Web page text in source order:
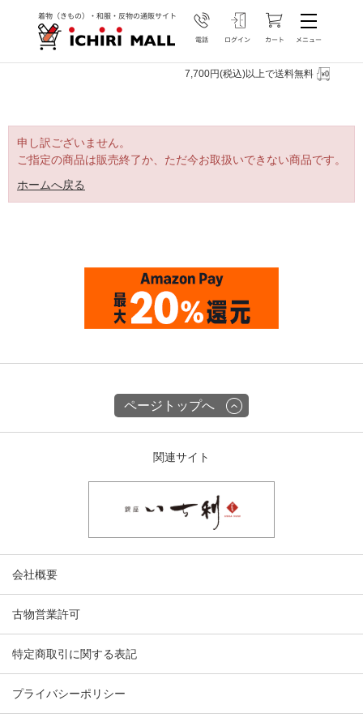
7,700円(税込)以上で送料無料
申し訳ございません。
ご指定の商品は販売終了か、ただ今お取扱いできない商品です。
ホームへ戻る
ページトップへ
関連サイト
会社概要
古物営業許可
特定商取引に関する表記
プライバシーポリシー